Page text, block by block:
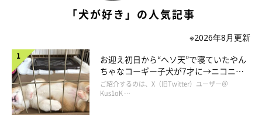
「犬が好き」の人気記事
※2026年8月更新
お迎え初日から“ヘソ天”で寝ていたやん
ちゃなコーギー子犬が7才に→ニコニ
コ“コーギースマイル”が魅力のコに成
長！
ご紹介するのは、X（旧Twitter）ユーザー＠
Kus1oK …